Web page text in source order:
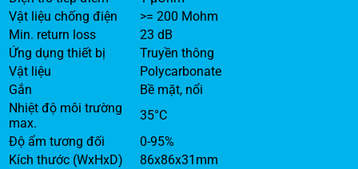
Vật liệu chống điện
>= 200 Mohm
Min. return loss
23 dB
Ứng dụng thiết bị
Truyền thông
Vật liệu
Polycarbonate
Gắn
Bề mặt, nổi
Nhiệt độ môi trường
max.
35°C
Độ ẩm tương đối
0-95%
Kích thước (WxHxD)
86x86x31mm